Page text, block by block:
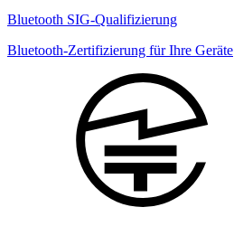
Bluetooth SIG-Qualifizierung
Bluetooth-Zertifizierung für Ihre Geräte